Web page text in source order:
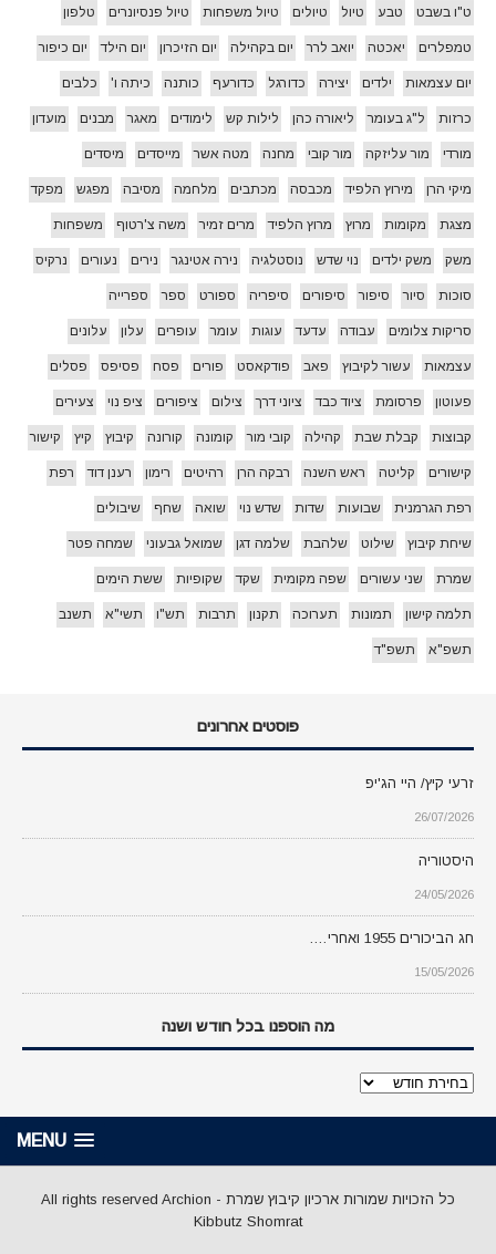
ט"ו בשבט טבע טיול טיולים טיול משפחות טיול פנסיונרים טלפון
טמפלרים יאכטה יואב לרר יום בקהילה יום הזיכרון יום הילד יום כיפור
יום עצמאות ילדים יצירה כדורגל כדורעף כותנה כיתה ו' כלבים
כרזות ל"ג בעומר ליאורה כהן לילות קש לימודים מאגר מבנים מועדון
מורדי מור עליזקה מור קובי מחנה מטה אשר מייסדים מיסדים
מיקי הרן מירוץ הלפיד מכבסה מכתבים מלחמה מסיבה מפגש מפקד
מצגת מקומות מרוץ מרוץ הלפיד מרים זמיר משה צ'רטוף משפחות
משק משק ילדים נוי שדש נוסטלגיה נירה אטינגר נירים נעורים נרקיס
סוכות סיור סיפור סיפורים סיפריה ספורט ספר ספרייה
סריקות צלומים עבודה עדעד עוגות עומר עופרים עלון עלונים
עצמאות עשור לקיבוץ פאב פודקאסט פורים פסח פסיפס פסלים
פעוטון פרסומת ציוד כבד ציוני דרך צילום ציפורים ציפ נוי צעירים
קבוצות קבלת שבת קהילה קובי מור קומונה קורונה קיבוץ קיץ קישור
קישורים קליטה ראש השנה רבקה הרן רהיטים רימון רענן דוד רפת
רפת הגרמנית שבועות שדות שדש נוי שואה שחף שיבולים
שיחת קיבוץ שילוט שלהבת שלמה דגן שמואל גבעוני שמחה פטר
שמרת שני עשורים שפה מקומית שקד שקופיות ששת הימים
תלמה קישון תמונות תערוכה תקנון תרבות תש"ו תשי"א תשנב
תשפ"א תשפ"ד
פוסטים אחרונים
זרעי קיץ/ היי הג'יפ
26/07/2026
היסטוריה
24/05/2026
חג הביכורים 1955 ואחרי….
15/05/2026
מה הוספנו בכל חודש ושנה
מה
ושנה
MENU
כל הזכויות שמורות ארכיון קיבוץ שמרת - All rights reserved Archion
Kibbutz Shomrat